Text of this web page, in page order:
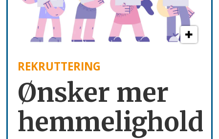
REKRUTTERING
Ønsker mer
hemmelighold